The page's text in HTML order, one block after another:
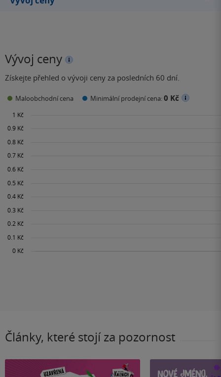
Vývoj ceny
Získejte přehled o vývoji ceny za posledních 60 dní.
Maloobchodní cena Minimální prodejní cena:0 Kč
Články, které stojí za pozornost